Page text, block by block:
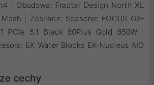
| Obudowa: Fractal Design North XL
| Zasilacz: Seasonic FOCUS GX-
PCIe 5.1 Black 80Plus Gold 850W |
EK Water Blocks EK-Nucleus AIO
cechy